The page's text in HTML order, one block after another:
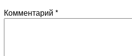
Комментарий *